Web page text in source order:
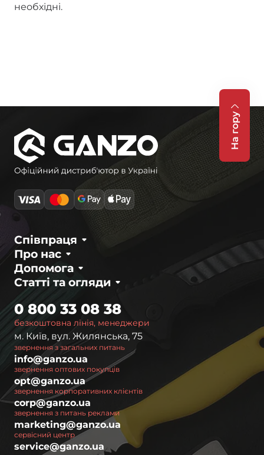
необхідні.
На гору
Про нас
Співпраця
Статті та огляди
Допомога
безкоштовна лінія, менеджери
0 800 33 08 38
м. Київ, вул. Жилянська, 75
звернення з загальних питань
info@ganzo.ua
звернення оптових покупців
opt@ganzo.ua
звернення корпоративних клієнтів
corp@ganzo.ua
звернення з питань реклами
marketing@ganzo.ua
сервісний центр
service@ganzo.ua